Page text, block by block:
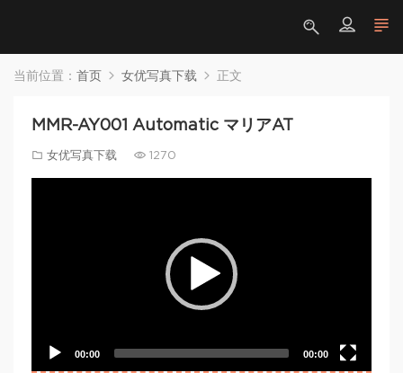
当前位置： 首页 女优写真下载 正文
MMR-AY001 Automatic マリアAT
女优写真下载 1270
00:00 00:00